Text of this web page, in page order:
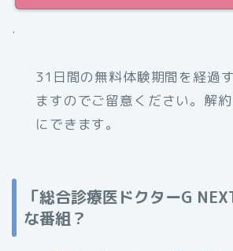
.
31日間の無料体験期間を経過
ますのでご留意ください。解
にできます。
「総合診療医ドクターG
な番組？